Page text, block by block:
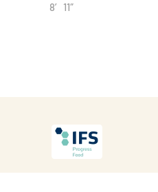
8′ 11″
DESCARGAR